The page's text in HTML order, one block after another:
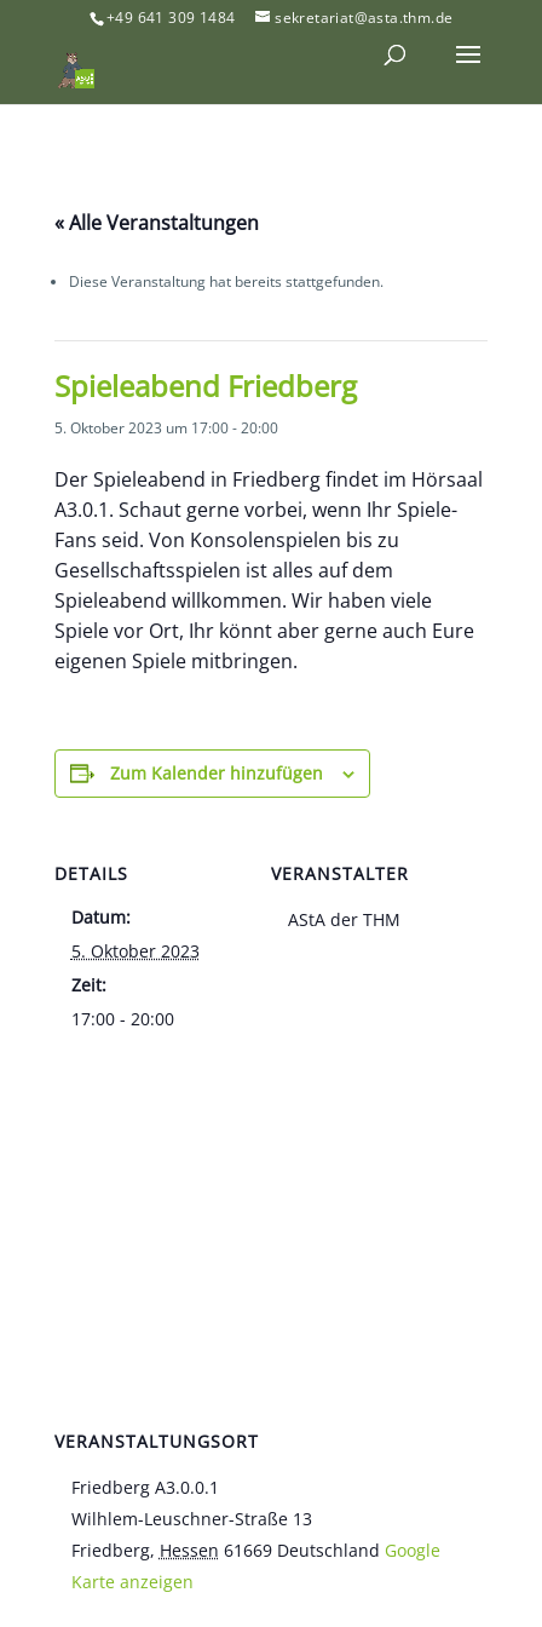
+49 641 309 1484 sekretariat@asta.thm.de
« Alle Veranstaltungen
Diese Veranstaltung hat bereits stattgefunden.
Spieleabend Friedberg
5. Oktober 2023 um 17:00-20:00
Der Spieleabend in Friedberg findet im Hörsaal
A3.0.1. Schaut gerne vorbei, wenn Ihr Spiele-
Fans seid. Von Konsolenspielen bis zu
Gesellschaftsspielen ist alles auf dem
Spieleabend willkommen. Wir haben viele
Spiele vor Ort, Ihr könnt aber gerne auch Eure
eigenen Spiele mitbringen.
Zum Kalender hinzufügen
DETAILS
Datum:
5. Oktober 2023
Zeit:
17:00 - 20:00
VERANSTALTER
AStA der THM
VERANSTALTUNGSORT
Friedberg A3.0.0.1
Wilhlem-Leuschner-Straße 13
Friedberg, Hessen 61669 Deutschland Google
Karte anzeigen